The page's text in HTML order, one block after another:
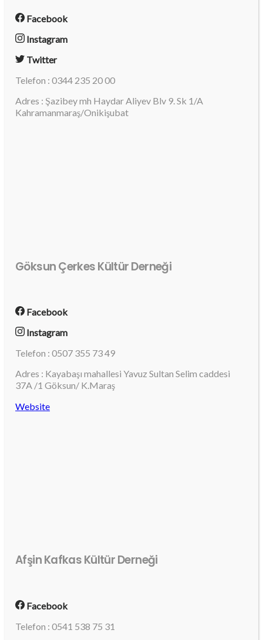
Facebook
Instagram
Twitter
Telefon : 0344 235 20 00
Adres : Şazibey mh Haydar Aliyev Blv 9. Sk 1/A
Kahramanmaraş/Onikişubat
Göksun Çerkes Kültür Derneği
Facebook
Instagram
Telefon : 0507 355 73 49
Adres : Kayabaşı mahallesi Yavuz Sultan Selim caddesi
37A /1 Göksun/ K.Maraş
Website
Afşin Kafkas Kültür Derneği
Facebook
Telefon : 0541 538 75 31